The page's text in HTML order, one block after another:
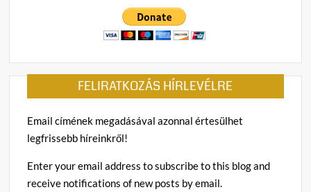
FELIRATKOZÁS HÍRLEVÉLRE
Email címének megadásával azonnal értesülhet
legfrissebb híreinkről!
Enter your email address to subscribe to this blog and
receive notifications of new posts by email.